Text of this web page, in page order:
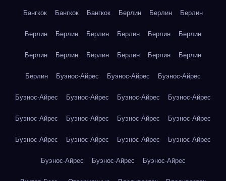
Бангкок Бангкок Бангкок Берлин Берлин Берлин
Берлин Берлин Берлин Берлин Берлин Берлин
Берлин Берлин Берлин Берлин Берлин Берлин
Берлин Буэнос-Айрес Буэнос-Айрес Буэнос-Айрес
Буэнос-Айрес Буэнос-Айрес Буэнос-Айрес Буэнос-Айрес
Буэнос-Айрес Буэнос-Айрес Буэнос-Айрес Буэнос-Айрес
Буэнос-Айрес Буэнос-Айрес Буэнос-Айрес Буэнос-Айрес
Буэнос-Айрес Буэнос-Айрес Буэнос-Айрес